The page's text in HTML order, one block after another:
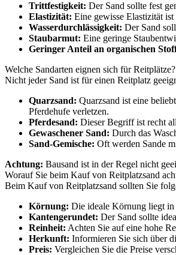
Trittfestigkeit: Der Sand sollte fest
Elastizität: Eine gewisse Elastizität
Wasserdurchlässigkeit: Der Sand
Staubarmut: Eine geringe
Geringer Anteil an organischen
Welche Sandarten eignen sich für Reitplätze?
Nicht jeder Sand ist für einen Reitplatz
Quarzsand: Quarzsand ist eine
Pferdehufe verletzen.
Pferdesand: Dieser Begriff ist recht
Gewaschener Sand: Durch das
Sand-Gemische: Oft werden Sande
Achtung: Bausand ist in der Regel nicht
Worauf Sie beim Kauf von Reitplatzsand
Beim Kauf von Reitplatzsand sollten Sie
Körnung: Die ideale Körnung liegt
Kantengerundet: Der Sand sollte
Reinheit: Achten Sie auf eine hohe
Herkunft: Informieren Sie sich über
Preis: Vergleichen Sie die Preise